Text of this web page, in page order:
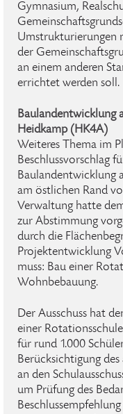
Gymnasium,
Umstrukturierungen
der
an einem anderen
errichtet werden soll.
Baulandentwicklung
Heidkamp (HK4A)
Weiteres Thema im
Beschlussvorschlag
Baulandentwicklung
am östlichen Rand
Verwaltung hatte
zur Abstimmung
durch die
Projektentwicklung
muss: Bau einer
Wohnbebauung.
Der Ausschuss hat
einer
für rund 1.000
Berücksichtigung
an den
um Prüfung des